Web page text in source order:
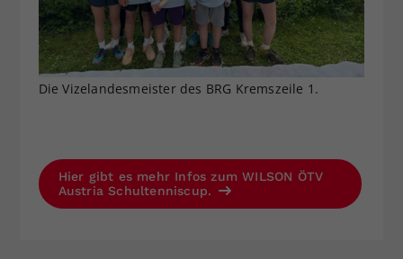
Die Vizelandesmeister des BRG Kremszeile 1.
Hier gibt es mehr Infos zum WILSON ÖTV
Austria Schultenniscup.